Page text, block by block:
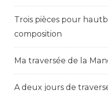
Trois pièces pour
composition
Ma traversée de la
A deux jours de